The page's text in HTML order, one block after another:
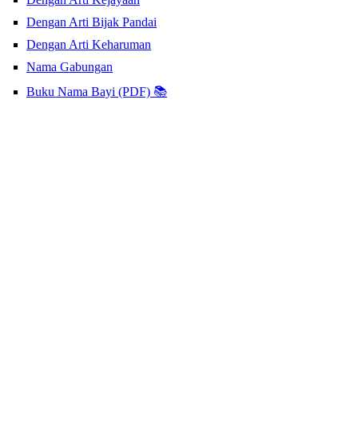
Dengan Arti Bijak Pandai
Dengan Arti Keharuman
Nama Gabungan
Buku Nama Bayi (PDF) 📚